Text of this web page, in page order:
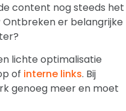
content nog steeds het
Ontbreken er belangrijke
lichte optimalisatie
of interne links. Bij
genoeg meer en moet